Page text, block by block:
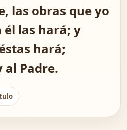
las obras que yo
las hará; y
hará;
al Padre.